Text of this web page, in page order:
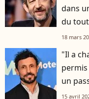
dans
du
18 mars
"Il a
un
15 avril